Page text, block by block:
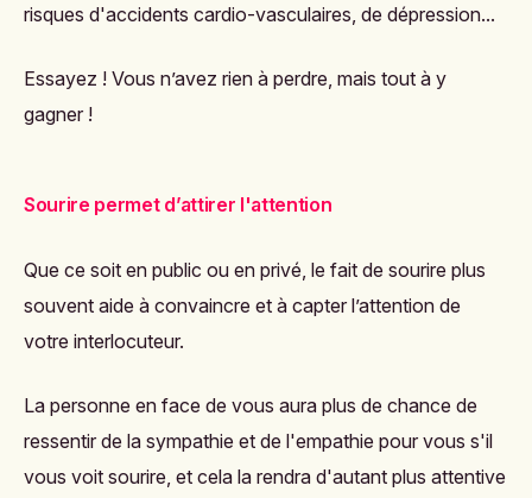
risques d'accidents cardio-vasculaires, de dépression...
Essayez ! Vous n’avez rien à perdre, mais tout à y
gagner !
Sourire permet d’attirer l'attention
Que ce soit en public ou en privé, le fait de sourire plus
souvent aide à convaincre et à capter l’attention de
votre interlocuteur.
La personne en face de vous aura plus de chance de
ressentir de la sympathie et de l'empathie pour vous s'il
vous voit sourire, et cela la rendra d'autant plus attentive